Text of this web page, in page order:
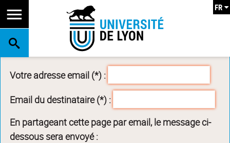
RECHERCHE
FR
Votre adresse email (*) :
Email du destinataire (*) :
En partageant cette page par email, le message ci-
dessous sera envoyé :